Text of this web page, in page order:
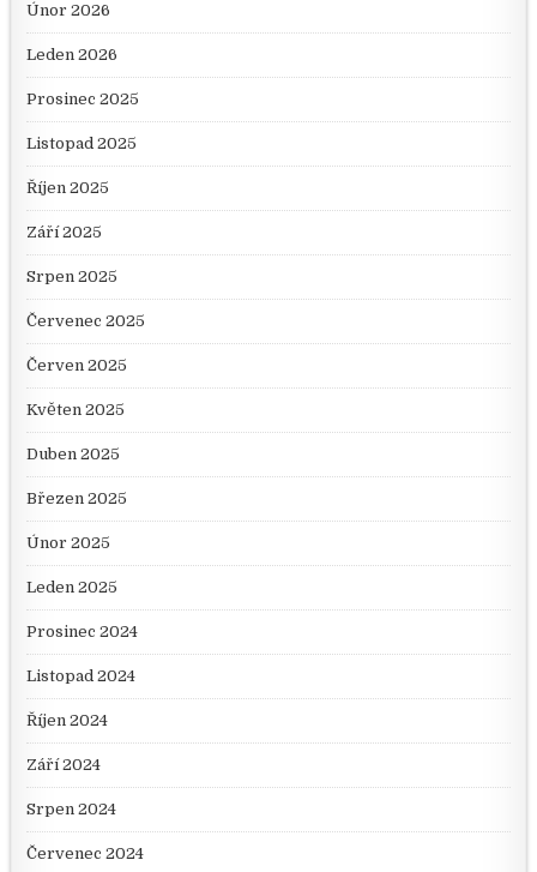
Únor 2026
Leden 2026
Prosinec 2025
Listopad 2025
Říjen 2025
Září 2025
Srpen 2025
Červenec 2025
Červen 2025
Květen 2025
Duben 2025
Březen 2025
Únor 2025
Leden 2025
Prosinec 2024
Listopad 2024
Říjen 2024
Září 2024
Srpen 2024
Červenec 2024